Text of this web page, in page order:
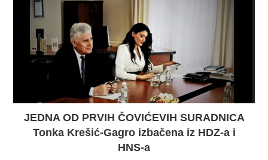
JEDNA OD PRVIH ČOVIĆEVIH SURADNICA
Tonka Krešić-Gagro izbačena iz HDZ-a i
HNS-a